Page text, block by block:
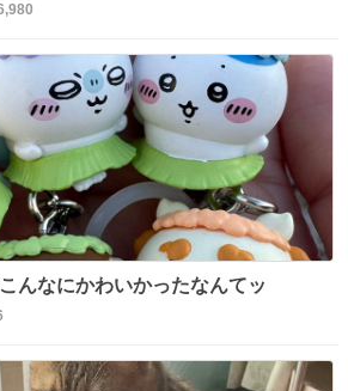
んなにかわいかったなんてッ